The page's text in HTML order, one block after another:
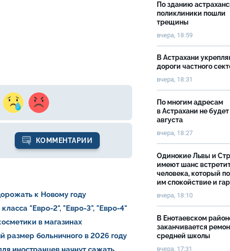
КОММЕНТАРИИ
к Новому году
"Евро-2", "Евро-3", "Евро-4"
в магазинах
больничного в 2026 году
По зданию
поликлиники пошли
трещины
вчера, 18:59
В Астрахани
дороги частного
вчера, 18:31
По многим адресам
в Астрахани не будет
августа
вчера, 18:27
Одинокие Львы и
имеют шанс
человека, который
им спокойствие и
вчера, 18:10
В Енотаевском
заканчивается
средней школы
вчера, 17:31